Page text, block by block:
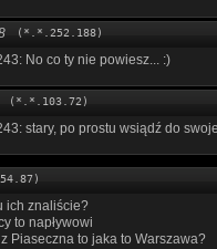
(*.*.252.188)
No co ty nie powiesz... :)
(*.*.103.72)
stary, po prostu wsiądź do
ich znaliście?
to napływowi
z Piaseczna to jaka to Warszawa?